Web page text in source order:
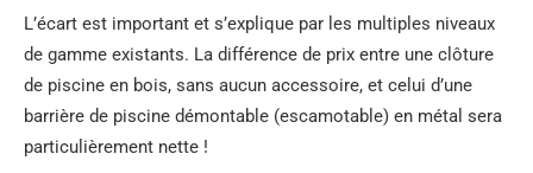
L’écart est important et s’explique par les multiples niveaux
de gamme existants. La différence de prix entre une clôture
de piscine en bois, sans aucun accessoire, et celui d’une
barrière de piscine démontable (escamotable) en métal sera
particulièrement nette !